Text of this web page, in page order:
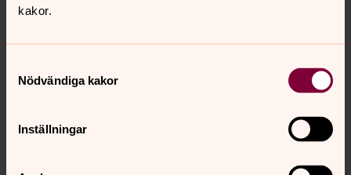
kakor.
Nödvändiga kakor
Inställningar
· deltagarna får plats som individer, samtidigt som de är
Dela